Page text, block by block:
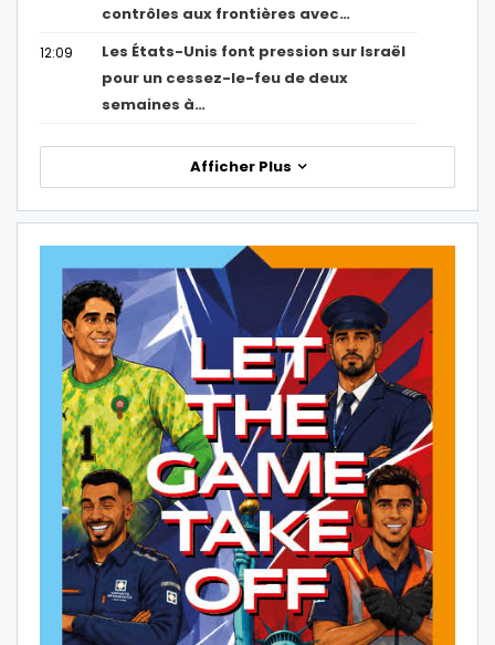
contrôles aux frontières avec…
12:09
Les États-Unis font pression sur Israël
pour un cessez-le-feu de deux
semaines à…
Afficher Plus